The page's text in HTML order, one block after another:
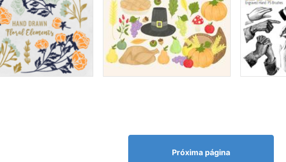
Próxima página